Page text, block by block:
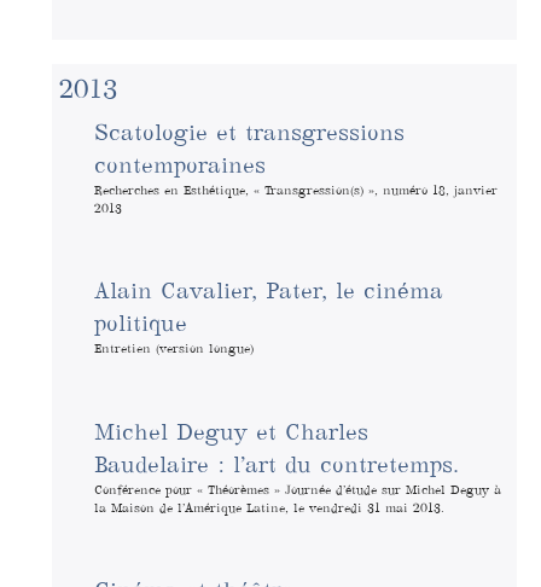
2013
Scatologie et transgressions
contemporaines
Recherches en Esthétique, « Transgression(s) », numéro 18, janvier
2013
Alain Cavalier, Pater, le cinéma
politique
Entretien (version longue)
Michel Deguy et Charles
Baudelaire : l’art du contretemps.
Conférence pour « Théorèmes » Journée d’étude sur Michel Deguy à
la Maison de l’Amérique Latine, le vendredi 31 mai 2013.